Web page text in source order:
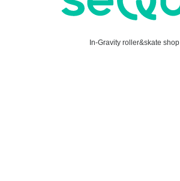
In-Gravity roller&skate shop